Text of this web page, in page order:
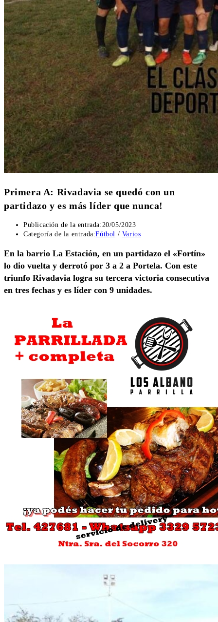
Primera A: Rivadavia se quedó con un
partidazo y es más líder que nunca!
Publicación de la entrada:20/05/2023
Categoría de la entrada:Fútbol / Varios
En la barrio La Estación, en un partidazo el «Fortín»
lo dio vuelta y derrotó por 3 a 2 a Portela. Con este
triunfo Rivadavia logra su tercera victoria consecutiva
en tres fechas y es líder con 9 unidades.